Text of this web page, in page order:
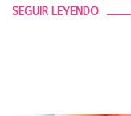
SEGUIR LEYENDO